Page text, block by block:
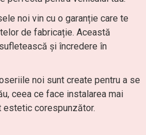
noi vin cu o garanție care te
de fabricație. Această
și încredere în
noi sunt create pentru a se
ceea ce face instalarea mai
estetic corespunzător.